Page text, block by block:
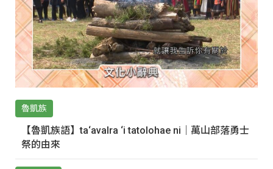
魯凱族
【魯凱族語】ta‘avalra ‘i tatolohae ni｜萬山部落勇士
祭的由來